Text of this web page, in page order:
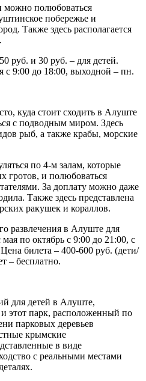
можно полюбоваться
побережье и
Также здесь располагается
руб. и 30 руб. – для детей.
с 9:00 до 18:00, выходной – пн.
куда стоит сходить в Алуште
с подводным миром. Здесь
рыб, а также крабы, морские
по 4-м залам, которые
гротов, и полюбоваться
За доплату можно даже
Также здесь представлена
ракушек и кораллов.
развлечения в Алуште для
по октябрь с 9:00 до 21:00, с
билета – 400-600 руб. (дети/
– бесплатно.
для детей в Алуште,
этот парк, расположенный по
парковых деревьев
крымские
в виде
с реальными местами